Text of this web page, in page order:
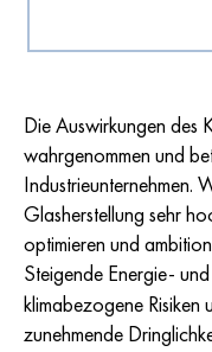
Die Auswirkungen des
wahrgenommen und
Industrieunternehmen.
Glasherstellung sehr
optimieren und
Steigende Energie-
klimabezogene Risiken
zunehmende